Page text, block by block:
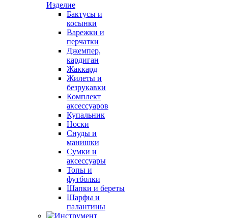
Изделие
Бактусы и
косынки
Варежки и
перчатки
Джемпер,
кардиган
Жаккард
Жилеты и
безрукавки
Комплект
аксессуаров
Купальник
Носки
Снуды и
манишки
Сумки и
аксессуары
Топы и
футболки
Шапки и береты
Шарфы и
палантины